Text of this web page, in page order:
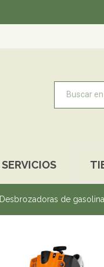
SERVICIOS
Desbrozadoras de gasolina